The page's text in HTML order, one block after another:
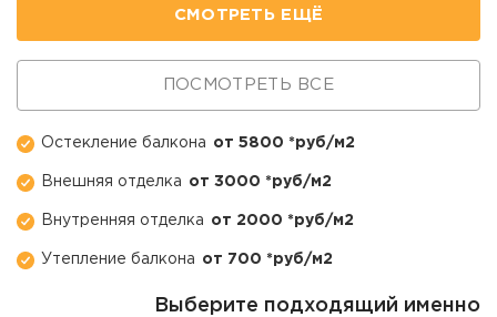
Остекление балкона от 5800 *руб/м2
Внешняя отделка от 3000 *руб/м2
Внутренняя отделка от 2000 *руб/м2
Утепление балкона от 700 *руб/м2
СМОТРЕТЬ ЕЩЁ
ПОСМОТРЕТЬ ВСЕ
Выберите подходящий именно